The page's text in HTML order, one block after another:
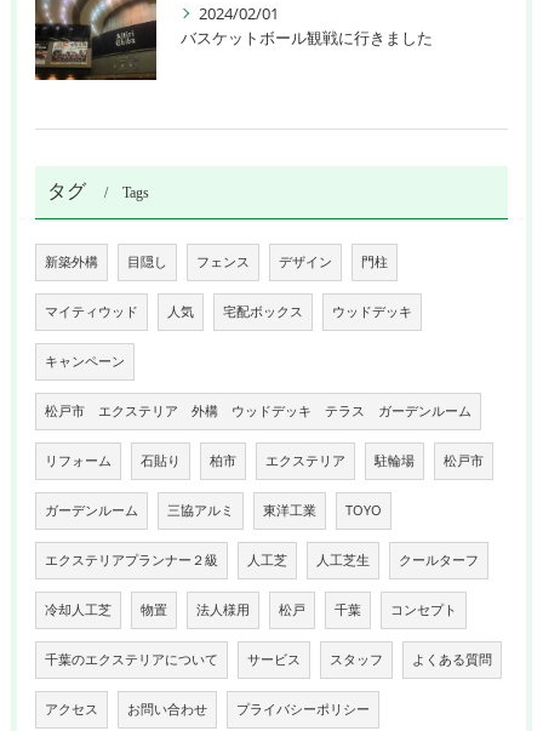
2024/02/01
バスケットボール観戦に行きました
タグ Tags
新築外構 目隠し フェンス デザイン 門柱
マイティウッド 人気 宅配ボックス ウッドデッキ
キャンペーン
松戸市 エクステリア 外構 ウッドデッキ テラス ガーデンルーム
リフォーム 石貼り 柏市 エクステリア 駐輪場 松戸市
ガーデンルーム 三協アルミ 東洋工業 TOYO
エクステリアプランナー２級 人工芝 人工芝生 クールターフ
冷却人工芝 物置 法人様用 松戸 千葉 コンセプト
千葉のエクステリアについて サービス スタッフ よくある質問
アクセス お問い合わせ プライバシーポリシー